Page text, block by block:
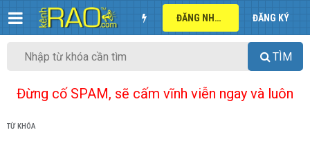
ĐĂNG NHẬP ĐĂNG KÝ
TÌM
Đừng cố SPAM, sẽ cấm vĩnh viễn ngay và luôn
TỪ KHÓA